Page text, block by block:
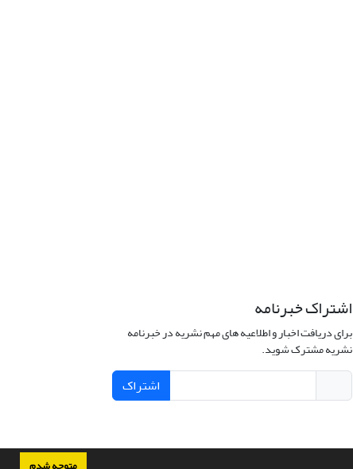
اشتراک خبرنامه
برای دریافت اخبار و اطلاعیه های مهم نشریه در خبرنامه
نشریه مشترک شوید.
اشتراک